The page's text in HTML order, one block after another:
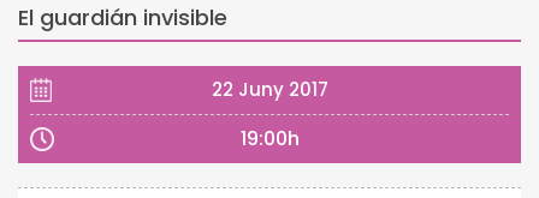
El guardián invisible
22 Juny 2017
19:00h